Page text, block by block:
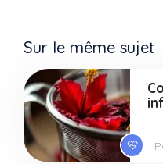
Sur le même sujet